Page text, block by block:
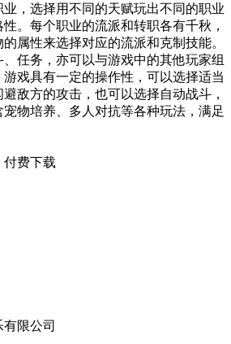
，选择用不同的天赋玩出不同的职业
。每个职业的流派和转职各有千秋，
属性来选择对应的流派和克制技能。
任务，亦可以与游戏中的其他玩家组
戏具有一定的操作性，可以选择适当
敌方的攻击，也可以选择自动战斗，
物培养、多人对抗等各种玩法，满足
付费下载
限公司